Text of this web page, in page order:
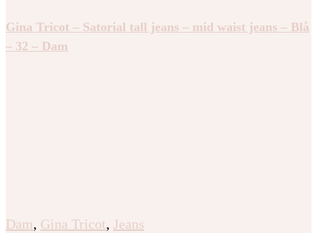
Gina Tricot – Satorial tall jeans – mid waist jeans – Blå
– 32 – Dam
Dam, Gina Tricot, Jeans